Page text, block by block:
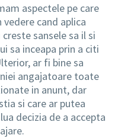
aspectele pe care
cand aplica
sansele sa il si
sa inceapa prin a citi
ar fi bine sa
angajatoare toate
in anunt, dar
si care ar putea
decizia de a accepta